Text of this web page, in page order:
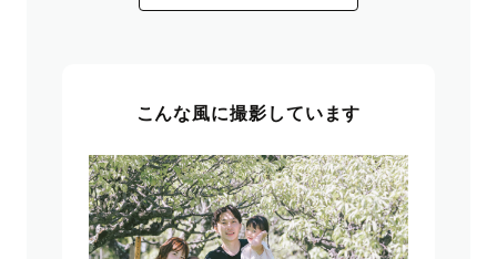
こんな風に撮影しています